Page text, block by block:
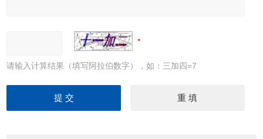
请输入计算结果（填写阿拉伯数字），如：三加四=7